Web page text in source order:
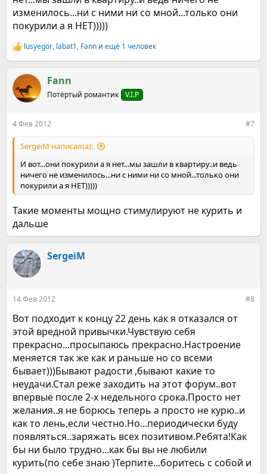
изменилось...ни с ними ни со мной...только они
покурили а я НЕТ)))))
Р
е
к
ц
и
lusyegor, labat1, Fann и ещё 1 человек
Fann
Потёртый романтик V.I.P
4 Фев 2012 #7
SergeiM написал(а):
И вот...они покурили а я нет...мы зашли в квартиру..и ведь
ничего не изменилось...ни с ними ни со мной...только они
покурили а я НЕТ)))))
Такие моменты мощно стимулируют не курить и
дальше
SergeiM
14 Фев 2012 #8
Вот подходит к концу 22 день как я отказался от
этой вредной привычки.Чувствую себя
прекрасно...просыпаюсь прекрасно.Настроение
меняется так же как и раньше но со всеми
бывает)))Бывают радости ,бывают какие то
неудачи.Стал реже заходить на этот форум..вот
впервые после 2-х недельного срока.Просто нет
желания..я не борюсь теперь а просто не курю..и
как то лень,если честно.Но...периодически буду
появляться..заряжать всех позитивом.Ребята!Как
бы ни было трудно...как бы вы не любили
курить(по себе знаю )Терпите...боритесь с собой и